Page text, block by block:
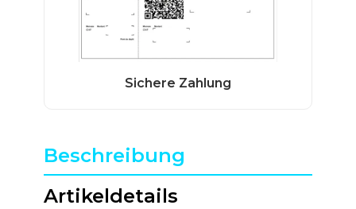
Beschreibung
Artikeldetails